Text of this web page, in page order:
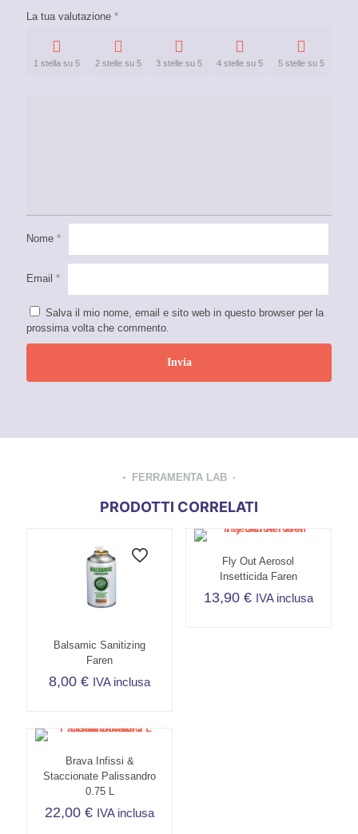
La tua valutazione *
1 stella su 5 2 stelle su 5 3 stelle su 5 4 stelle su 5 5 stelle su 5
Nome *
Email *
Salva il mio nome, email e sito web in questo browser per la
prossima volta che commento.
FERRAMENTA LAB
PRODOTTI CORRELATI
Balsamic Sanitizing
Faren
8,00€ IVA inclusa
Fly Out Aerosol
Insetticida Faren
13,90 € IVA inclusa
Brava Infissi &
Staccionate Palissandro
0.75 L
22,00€ IVA inclusa